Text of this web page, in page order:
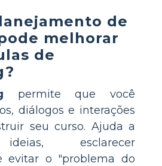
de
melhorar
de
permite que você
diálogos e interações
seu curso. Ajuda a
esclarecer
evitar o "problema do